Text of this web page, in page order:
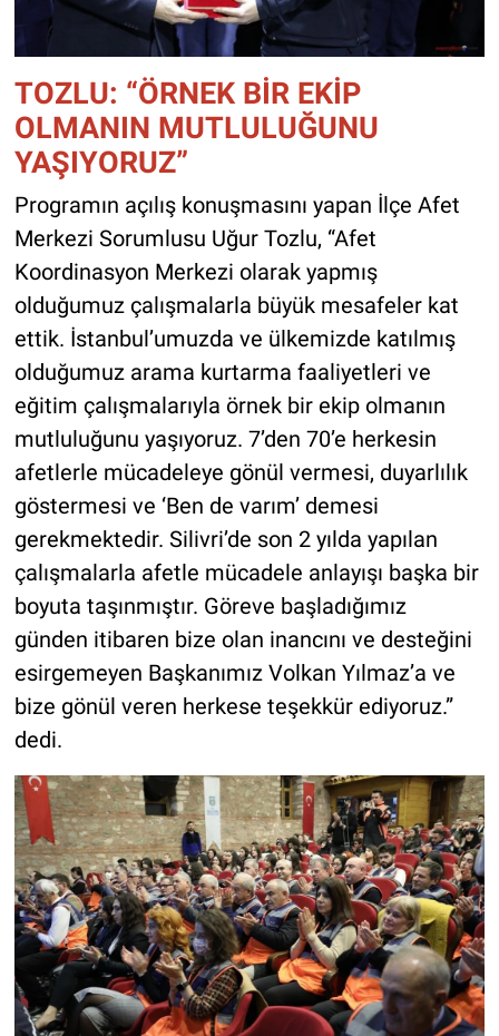
TOZLU: “ÖRNEK BİR EKİP
OLMANIN MUTLULUĞUNU
YAŞIYORUZ”
Programın açılış konuşmasını yapan İlçe Afet
Merkezi Sorumlusu Uğur Tozlu, “Afet
Koordinasyon Merkezi olarak yapmış
olduğumuz çalışmalarla büyük mesafeler kat
ettik. İstanbul’umuzda ve ülkemizde katılmış
olduğumuz arama kurtarma faaliyetleri ve
eğitim çalışmalarıyla örnek bir ekip olmanın
mutluluğunu yaşıyoruz. 7’den 70’e herkesin
afetlerle mücadeleye gönül vermesi, duyarlılık
göstermesi ve ‘Ben de varım’ demesi
gerekmektedir. Silivri’de son 2 yılda yapılan
çalışmalarla afetle mücadele anlayışı başka bir
boyuta taşınmıştır. Göreve başladığımız
günden itibaren bize olan inancını ve desteğini
esirgemeyen Başkanımız Volkan Yılmaz’a ve
bize gönül veren herkese teşekkür ediyoruz.”
dedi.